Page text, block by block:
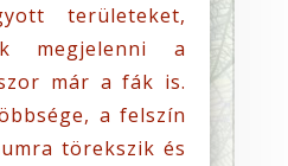
területeket,
megjelenni a
már a fák is.
a felszín
törekszik és